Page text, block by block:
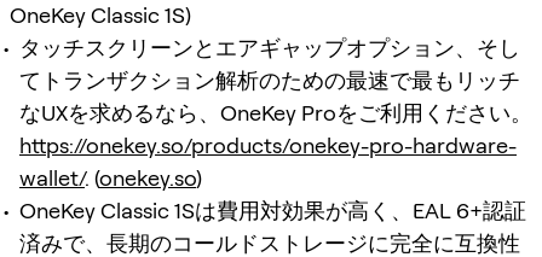
OneKey Classic 1S)
タッチスクリーンとエアギャップオプション、そし
てトランザクション解析のための最速で最もリッチ
なUXを求めるなら、OneKey Proをご利用ください。
https://onekey.so/products/onekey-pro-hardware-
wallet/. (onekey.so)
OneKey Classic 1Sは費用対効果が高く、EAL 6+認証
済みで、長期のコールドストレージに完全に互換性